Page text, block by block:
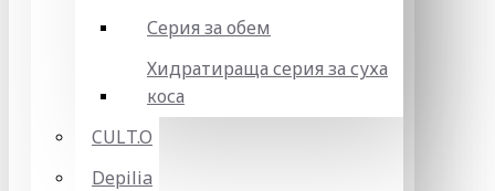
Серия за обем
Хидратираща серия за суха
коса
CULT.O
Depilia